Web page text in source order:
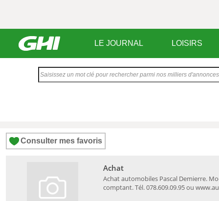
LE JOURNAL LOISIRS
Consulter mes favoris
Achat automobiles Pascal Demierre.
comptant. Tél. 078.609.09.95 ou
Achat